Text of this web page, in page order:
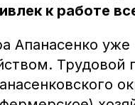
к работе
Апанасенко уже
Трудовой